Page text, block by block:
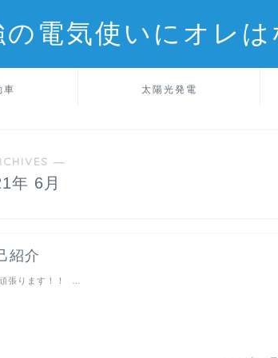
電気使いにオレは
車 太陽光発電
―
年 6月
紹介
張ります！！ …